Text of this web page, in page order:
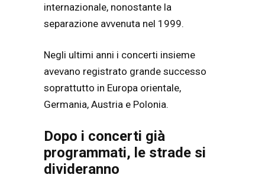
internazionale, nonostante la
separazione avvenuta nel 1999.
Negli ultimi anni i concerti insieme
avevano registrato grande successo
soprattutto in Europa orientale,
Germania, Austria e Polonia.
Dopo i concerti già
programmati, le strade si
divideranno